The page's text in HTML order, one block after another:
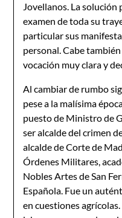
Jovellanos. La solución
examen de toda su
particular sus
personal. Cabe
vocación muy clara y
Al cambiar de rumbo
pese a la malísima
puesto de Ministro de
ser alcalde del crimen
alcalde de Corte de
Órdenes Militares,
Nobles Artes de San
Española. Fue un
en cuestiones